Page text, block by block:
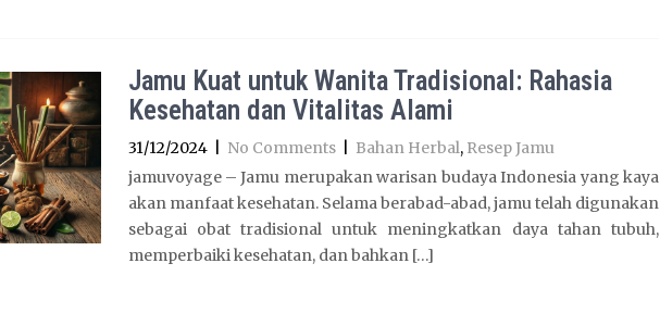
Jamu Kuat untuk Wanita Tradisional: Rahasia
Kesehatan dan Vitalitas Alami
31/12/2024 No Comments Bahan Herbal, Resep Jamu
jamuvoyage – Jamu merupakan warisan budaya Indonesia yang kaya
akan manfaat kesehatan. Selama berabad-abad, jamu telah digunakan
sebagai obat tradisional untuk meningkatkan daya tahan tubuh,
memperbaiki kesehatan, dan bahkan […]